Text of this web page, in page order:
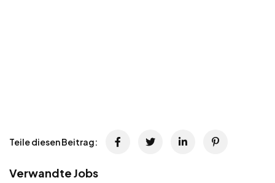
Teile diesen Beitrag:
Verwandte Jobs